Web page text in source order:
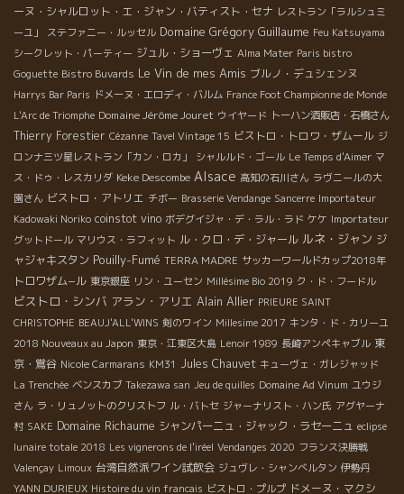
ーヌ・シャルロット・エ・ジャン・バティスト・セナ レストラン「ラルシュミ
ーユ」
ステファニー・ルッセル Domaine Grégory Guillaume Feu Katsuyama
シークレット・パーティー ジュル・ショーヴェ Alma Mater Paris bistro
Goguette Bistro Buvards Le Vin de mes Amis ブルノ・デュシェンヌ
Harrys Bar Paris ドメーヌ・エロディ・バルム France Foot Championne de Monde
L'Arc de Triomphe Domaine Jérôme Jouret ウイヤード トーハン酒販店・石橋さん
Thierry Forestier Cézanne Tavel Vintage 15 ビストロ・トロワ・ザムール ジ
ロンナ三ツ星レストラン「カン・ロカ」
シャルルド・ゴール Le Temps d'Aimer マ
ス・ドゥ・レスカリダ Keke Descombe Alsace 高知の石川さん ラヴニールの大
園さん ビストロ・アトリエ チボー Brasserie Vendange Sancerre Importateur
Kadowaki Noriko coinstot vino ボデグイジャ・デ・ラル・ラド ケケ Importateur
グットドール マリウス・ラフィット ル・クロ・デ・ジャール ルネ・ジャン ジ
ャジャキスタン Pouilly-Fumé TERRA MADRE サッカーワールドカップ2018年
トロワザム−ル 東京銀座 リン・ユーセン Millésime Bio 2019 ク・ド・フードル
ビストロ・シンバ アラン・アリエ Alain Allier PRIEURE SAINT
CHRISTOPHE BEAUJ'ALL'WINS 剣のワイン Millesime 2017 キンタ・ド・カリーユ
2018 Nouveaux au Japon 東京・江東区大島 Lenoir 1989 長崎アンペキャブル 東
京・鴬谷 Nicole Carmarans KM31 Jules Chauvet キューヴェ・ガレジャッド
La Trenchée ベンスカブ Takezawa san Jeu de quilles Domaine Ad Vinum ユウジ
さん ラ・リュノットのクリストフ ル・バトセ ジャーナリスト・ハン氏 アグヤーナ
村 SAKE Domaine Richaume シャンパーニュ・ジャック・ラセーニュ eclipse
lunaire totale 2018 Les vignerons de l'iréel Vendanges 2020 フランス決勝戦
Valençay Limoux 台湾自然派ワイン試飲会 ジュヴレ・シャンべルタン 伊勢丹
YANN DURIEUX Histoire du vin francais ビストロ・プルプ ドメーヌ・マクシ